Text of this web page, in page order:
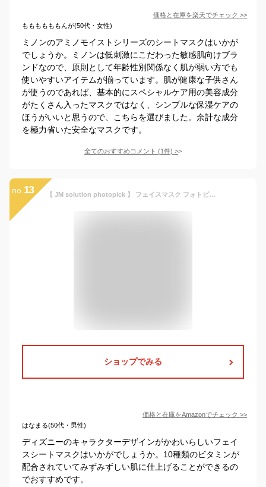
価格と在庫を楽天でチェック >>
ももももももんが(50代・女性)
ミノンのアミノモイストシリーズのシートマスクはいかが
でしょうか。ミノンは低刺激にこだわった敏感肌向けブラ
ンドなので、原則として年齢性別関係なく肌が弱い方でも
使いやすいアイテムが揃っています。肌が健康な子供さん
が使うのであれば、基本的にスペシャルケア用の美容成分
がたくさん入ったマスクではなく、シンプルな保湿ケアの
ほうがいいと思うので、こちらを選びました。余計な成分
を極力省いた安全なマスクです。
全てのおすすめコメント (1件) >
no. 13 【 JM solution photopick 】 フェイスマスク フォトピックヴィアマスクNA 5枚入 韓国コスメ 日本限定 ディズニー Disney 高濃度 フェイスシート マスク
ショップでみる
価格と在庫をAmazonでチェック >>
はなまる(50代・男性)
ディズニーのキャラクターデザインがかわいらしいフェイ
スシートマスクはいかがでしょうか。10種類のビタミンが
配合されていてみずみずしい肌に仕上げることができるの
でおすすめです。